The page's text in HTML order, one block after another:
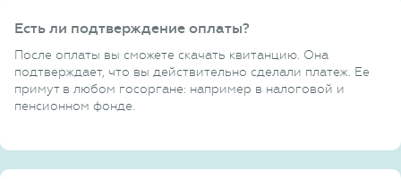
Есть ли подтверждение оплаты?
После оплаты вы сможете скачать квитанцию. Она
подтверждает, что вы действительно сделали платеж. Ее
примут в любом госоргане: например в налоговой и
пенсионном фонде.